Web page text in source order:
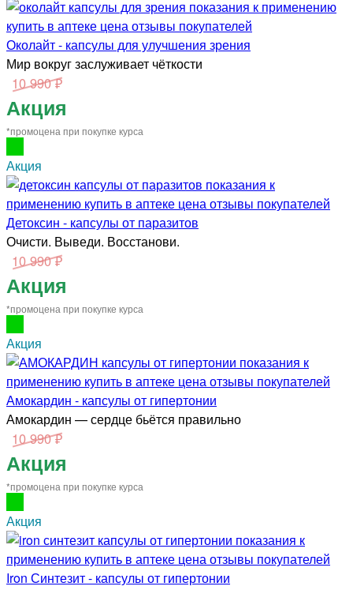
Околайт - капсулы для улучшения зрения
Мир вокруг заслуживает чёткости
10 990 ₽
Акция
*промоцена при покупке курса
Акция
Детоксин - капсулы от паразитов
Очисти. Выведи. Восстанови.
10 990 ₽
Акция
*промоцена при покупке курса
Акция
Амокардин - капсулы от гипертонии
Амокардин — сердце бьётся правильно
10 990 ₽
Акция
*промоцена при покупке курса
Акция
Iron Синтезит - капсулы от гипертонии